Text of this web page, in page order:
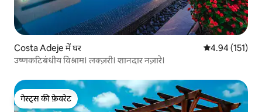
Costa Adeje में घर औसत रेटिंग 5 में से
4.94 (151)
उष्णकटिबंधीय विश्राम। लक्ज़री। शानदार नज़ारे।
गेस्ट्स की फ़ेवरेट
गेस्ट्स की फ़ेवरेट